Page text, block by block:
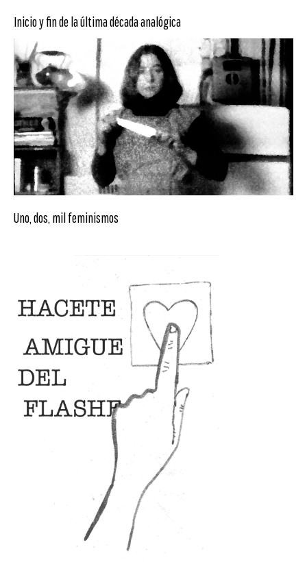
Inicio y fin de la última década analógica
Uno, dos, mil feminismos